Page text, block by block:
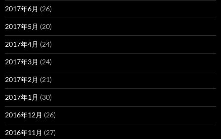
2017年6月 (26)
2017年5月 (20)
2017年4月 (24)
2017年3月 (24)
2017年2月 (21)
2017年1月 (30)
2016年12月 (26)
2016年11月 (27)